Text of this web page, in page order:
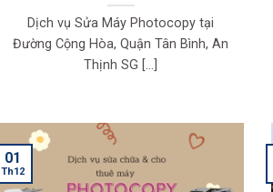
Dịch vụ Sửa Máy Photocopy tại
Đường Cộng Hòa, Quận Tân Bình, An
Thịnh SG [...]
01
Th12